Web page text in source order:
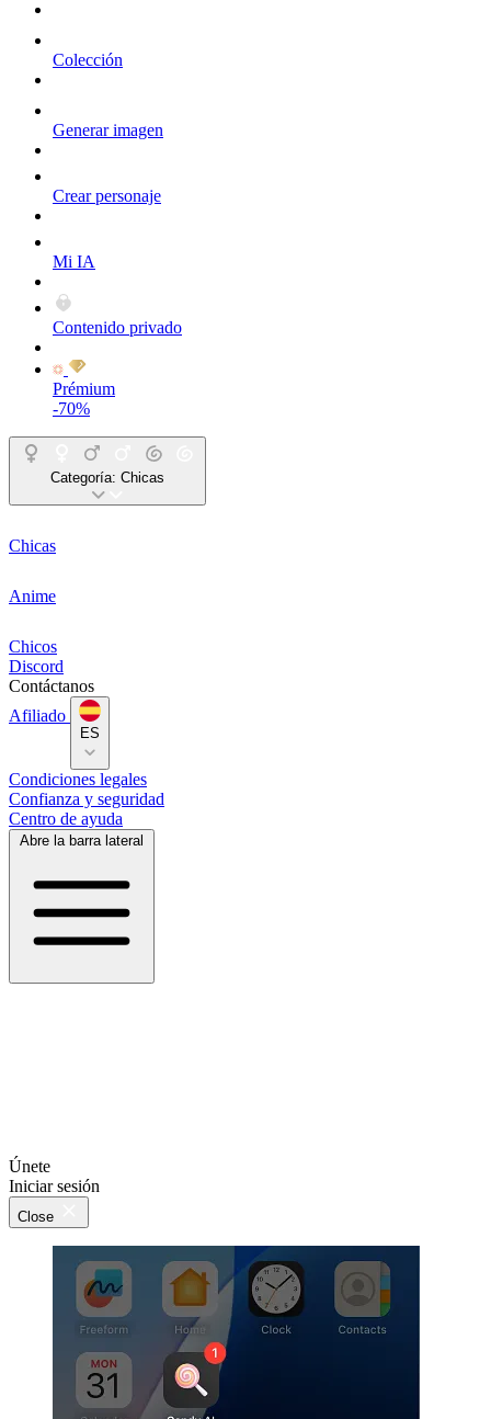
Colección
Generar imagen
Crear personaje
Mi IA
Contenido privado
Prémium
-70%
Categoría: Chicas
Chicas
Anime
Chicos
Discord
Contáctanos
Afiliado
ES
Condiciones legales
Confianza y seguridad
Centro de ayuda
Abre la barra lateral
Únete
Iniciar sesión
Close